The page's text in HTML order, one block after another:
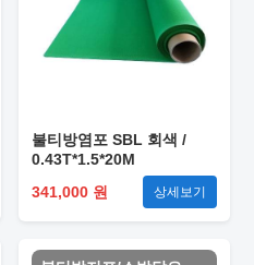
불티방염포 SBL 회색 /
0.43T*1.5*20M
341,000 원
상세보기